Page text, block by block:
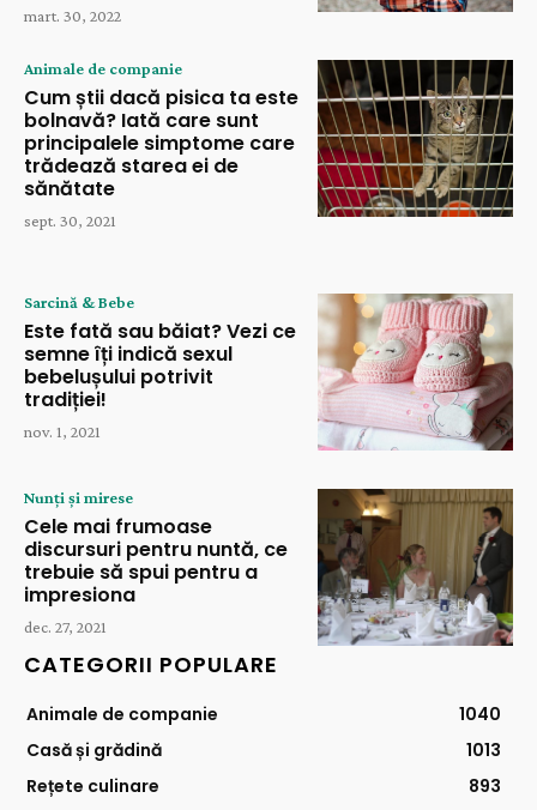
mart. 30, 2022
Animale de companie
Cum știi dacă pisica ta este
bolnavă? Iată care sunt
principalele simptome care
trădează starea ei de
sănătate
sept. 30, 2021
Sarcină & Bebe
Este fată sau băiat? Vezi ce
semne îți indică sexul
bebelușului potrivit
tradiției!
nov. 1, 2021
Nunți și mirese
Cele mai frumoase
discursuri pentru nuntă, ce
trebuie să spui pentru a
impresiona
dec. 27, 2021
CATEGORII POPULARE
Animale de companie
1040
Casă și grădină
1013
Rețete culinare
893